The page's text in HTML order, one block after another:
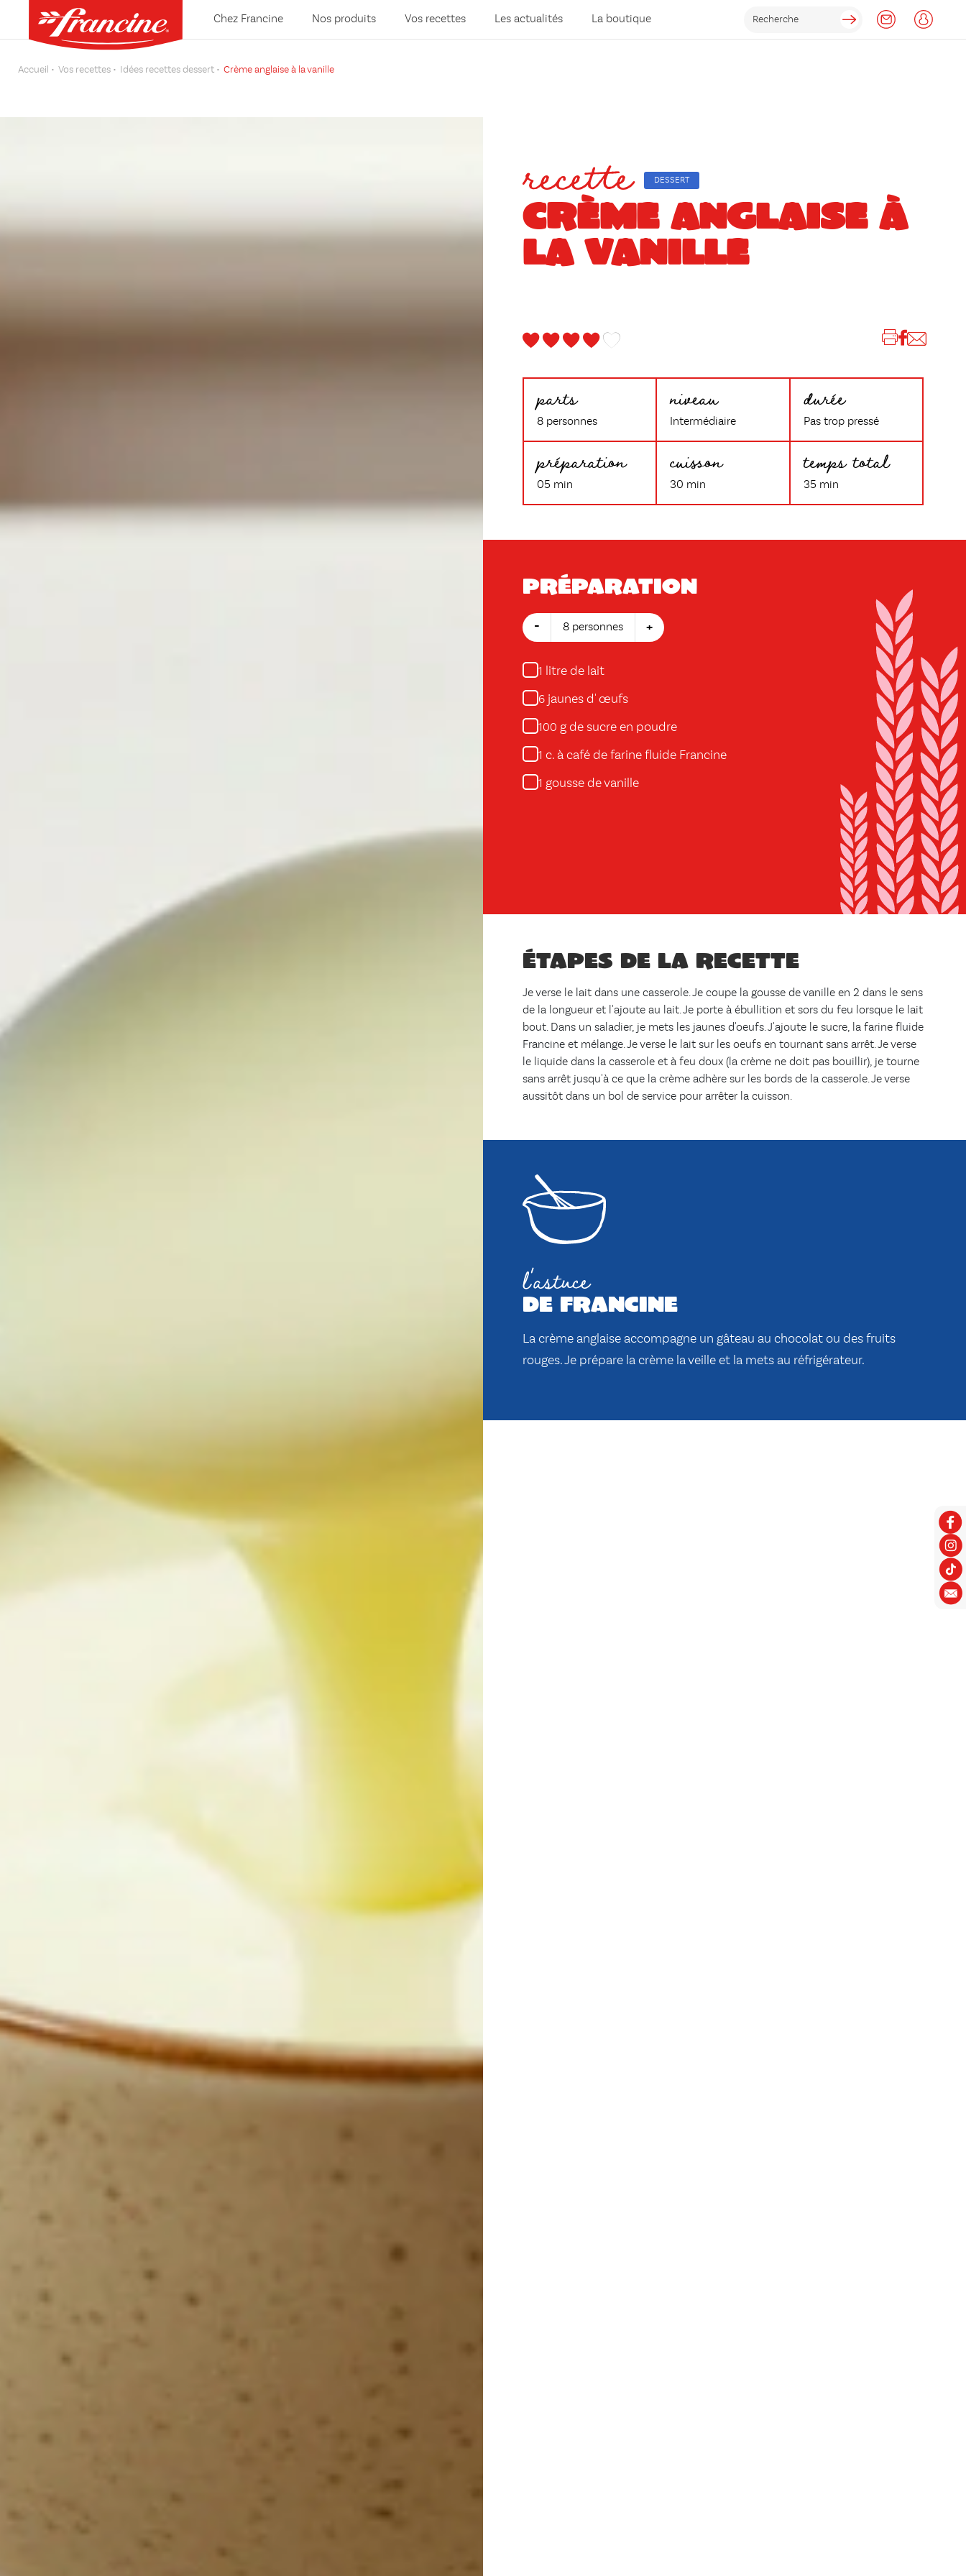
Chez Francine Nos produits Vos recettes Les actualités La boutique
Accueil Vos recettes Idées recettes dessert Crème anglaise à la vanille
recette DESSERT
CRÈME ANGLAISE À
LA VANILLE
parts
8 personnes
niveau
Intermédiaire
durée
Pas trop pressé
préparation
05 min
cuisson
30 min
temps total
35 min
Préparation
- 8 personnes +
1 litre de lait
6 jaunes d' œufs
100 g de sucre en poudre
1 c. à café de farine fluide Francine
1 gousse de vanille
Étapes de la recette
Je verse le lait dans une casserole. Je coupe la gousse de vanille en 2 dans le sens
de la longueur et l'ajoute au lait. Je porte à ébullition et sors du feu lorsque le lait
bout. Dans un saladier, je mets les jaunes d'oeufs. J'ajoute le sucre, la farine fluide
Francine et mélange. Je verse le lait sur les oeufs en tournant sans arrêt. Je verse
le liquide dans la casserole et à feu doux (la crème ne doit pas bouillir), je tourne
sans arrêt jusqu'à ce que la crème adhère sur les bords de la casserole. Je verse
aussitôt dans un bol de service pour arrêter la cuisson.
l'astuce
de francine
La crème anglaise accompagne un gâteau au chocolat ou des fruits
rouges. Je prépare la crème la veille et la mets au réfrigérateur.